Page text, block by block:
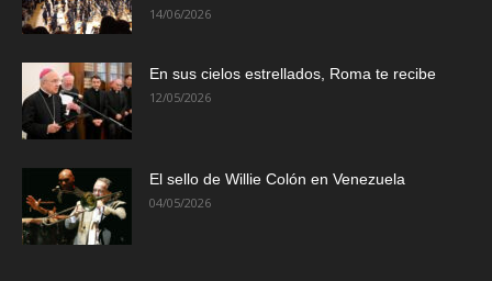
14/06/2026
En sus cielos estrellados, Roma te recibe
12/05/2026
El sello de Willie Colón en Venezuela
04/05/2026